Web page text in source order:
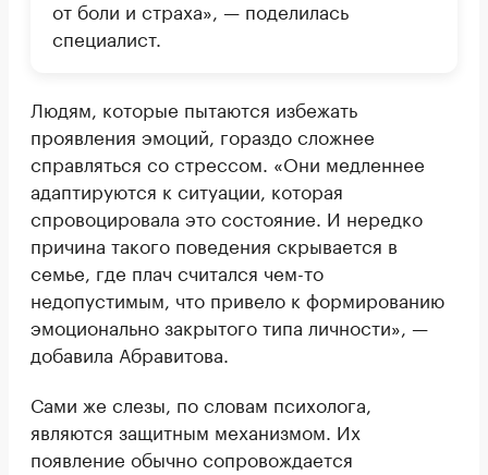
от боли и страха», — поделилась
специалист.
Людям, которые пытаются избежать
проявления эмоций, гораздо сложнее
справляться со стрессом. «Они медленнее
адаптируются к ситуации, которая
спровоцировала это состояние. И нередко
причина такого поведения скрывается в
семье, где плач считался чем-то
недопустимым, что привело к формированию
эмоционально закрытого типа личности», —
добавила Абравитова.
Сами же слезы, по словам психолога,
являются защитным механизмом. Их
появление обычно сопровождается